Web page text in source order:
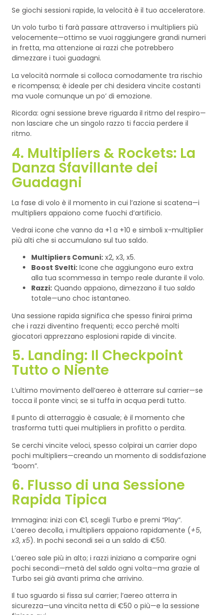
Se giochi sessioni rapide, la velocità è il tuo acceleratore.
Un volo turbo ti farà passare attraverso i multipliers più
velocemente—ottimo se vuoi raggiungere grandi numeri
in fretta, ma attenzione ai razzi che potrebbero
dimezzare i tuoi guadagni.
La velocità normale si colloca comodamente tra rischio
e ricompensa; è ideale per chi desidera vincite costanti
ma vuole comunque un po’ di emozione.
Ricorda: ogni sessione breve riguarda il ritmo del respiro—
non lasciare che un singolo razzo ti faccia perdere il
ritmo.
4. Multipliers & Rockets: La
Danza Sfavillante dei
Guadagni
La fase di volo è il momento in cui l’azione si scatena—i
multipliers appaiono come fuochi d’artificio.
Vedrai icone che vanno da +1 a +10 e simboli x-multiplier
più alti che si accumulano sul tuo saldo.
Multipliers Comuni: x2, x3, x5.
Boost Svelti: Icone che aggiungono euro extra
alla tua scommessa in tempo reale durante il volo.
Razzi: Quando appaiono, dimezzano il tuo saldo
totale—uno choc istantaneo.
Una sessione rapida significa che spesso finirai prima
che i razzi diventino frequenti; ecco perché molti
giocatori apprezzano esplosioni rapide di vincite.
5. Landing: Il Checkpoint
Tutto o Niente
L’ultimo movimento dell’aereo è atterrare sul carrier—se
tocca il ponte vinci; se si tuffa in acqua perdi tutto.
Il punto di atterraggio è casuale; è il momento che
trasforma tutti quei multipliers in profitto o perdita.
Se cerchi vincite veloci, spesso colpirai un carrier dopo
pochi multipliers—creando un momento di soddisfazione
“boom”.
6. Flusso di una Sessione
Rapida Tipica
Immagina: inizi con €1, scegli Turbo e premi “Play”.
L’aereo decolla, i multipliers appaiono rapidamente (+5,
x3,x5). In pochi secondi sei a un saldo di €50.
L’aereo sale più in alto; i razzi iniziano a comparire ogni
pochi secondi—metà del saldo ogni volta—ma grazie al
Turbo sei già avanti prima che arrivino.
Il tuo sguardo si fissa sul carrier; l’aereo atterra in
sicurezza—una vincita netta di €50 o più—e la sessione